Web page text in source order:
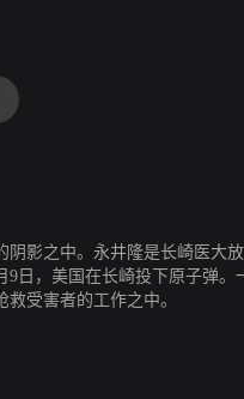
阴影之中。永井隆是长崎医大
9日，美国在长崎投下原子弹
受害者的工作之中。